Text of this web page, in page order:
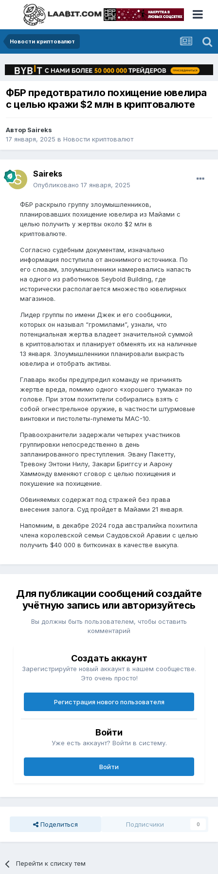
Новости криптовалют
ФБР предотвратило похищение ювелира
с целью кражи $2 млн в криптовалюте
Автор Saireks
17 января, 2025 в Новости криптовалют
Saireks
Опубликовано 17 января, 2025
ФБР раскрыло группу злоумышленников,
планировавших похищение ювелира из Майами с
целью получить у жертвы около $2 млн в
криптовалюте.
Согласно судебным документам, изначально
информация поступила от анонимного источника. По
его словам, злоумышленники намеревались напасть
на одного из работников Seybold Building, где
исторически располагается множество ювелирных
магазинов.
Лидер группы по имени Джек и его сообщники,
которых он называл “громилами”, узнали, что
потенциальная жертва владеет значительной суммой
в криптовалютах и планирует обменять их на наличные
13 января. Злоумышленники планировали выкрасть
ювелира и отобрать активы.
Главарь якобы предупредил команду не причинять
жертве вреда, помимо одного «хорошего тумака» по
голове. При этом похитители собирались взять с
собой огнестрельное оружие, в частности штурмовые
винтовки и пистолеты-пулеметы MAC-10.
Правоохранители задержали четырех участников
группировки непосредственно в день
запланированного преступления. Эвану Пакетту,
Тревону Энтони Нилу, Закари Бриггсу и Аарону
Хаммонду вменяют сговор с целью похищения и
покушение на похищение.
Обвиняемых содержат под стражей без права
внесения залога. Суд пройдет в Майами 21 января.
Напомним, в декабре 2024 года австралийка похитила
члена королевской семьи Саудовской Аравии с целью
получить $40 000 в биткоинах в качестве выкупа.
Для публикации сообщений создайте
учётную запись или авторизуйтесь
Вы должны быть пользователем, чтобы оставить
комментарий
Создать аккаунт
Зарегистрируйте новый аккаунт в нашем сообществе.
Это очень просто!
Регистрация нового пользователя
Войти
Уже есть аккаунт? Войти в систему.
Войти
Поделиться Подписчики 0
Перейти к списку тем